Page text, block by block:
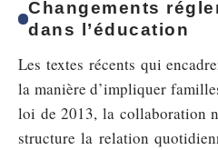
Changements
dans l’éducation
Les textes récents qui
la manière d’impliquer
loi de 2013, la collaboration
structure la relation